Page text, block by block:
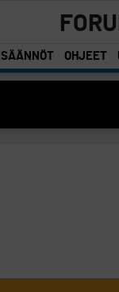
SÄÄNNÖT OHJEET